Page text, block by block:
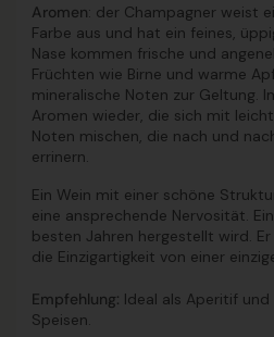
Aromen: der Champagner weist
Farbe aus und hat ein feines,
Nase kommen frische und
Früchten wie Birne und warme
mineralische Noten zur Geltung.
Aromen wieder, die sich mit
Noten mischen, die nach und
errinern.
Ein Wein mit einer schöne
eine ansprechende Nervosität.
besten Jahren hergestellt wird.
die Einzigartigkeit von einer
Empfehlung: Ideal als Aperitif und
Speisen.